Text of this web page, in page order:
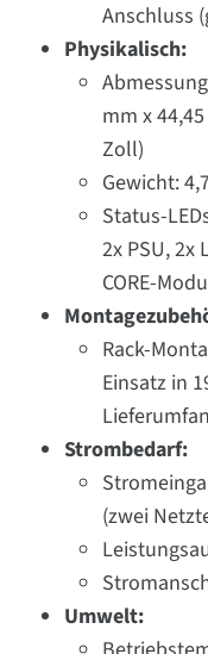
Anschluss
Physikalisch:
mm x
Zoll)
Gewicht:
Status-
2x PSU, 2x
CORE-
Rack-
Einsatz in
Strombedarf:
(zwei
Umwelt: